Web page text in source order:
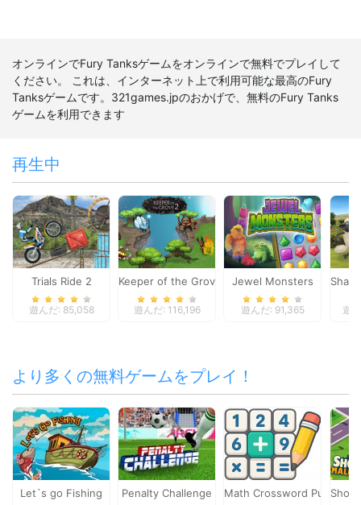
オンラインでFury Tanksゲームをオンラインで無料でプレイして
ください。 これは、インターネット上で利用可能な最高のFury
Tanksゲームです。321games.jpのおかげで、無料のFury Tanks
ゲームを利用できます
再生中
Trials Ride 2
遊んだ: 85,058
Keeper of the Grove 2
遊んだ: 116,196
Jewel Monsters
遊んだ: 91,365 遊
より多くの無料ゲームをプレイ！
Let`s go Fishing Penalty Challenge Math Crossword Puzzle -